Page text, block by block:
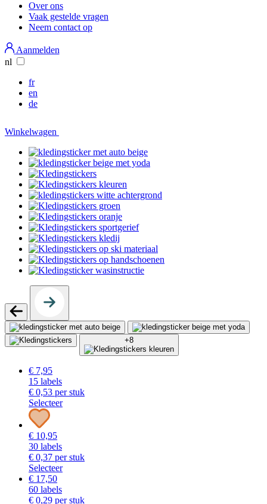
Secondary
Menu
Over ons
Vaak gestelde vragen
Neem contact op
Aanmelden
nl
fr
en
de
Winkelwagen
+8
€ 7,95
15 labels
€ 0,53 per stuk
Selecteer
€ 10,95
30 labels
€ 0,37 per stuk
Selecteer
€ 17,50
60 labels
€ 0,29 per stuk